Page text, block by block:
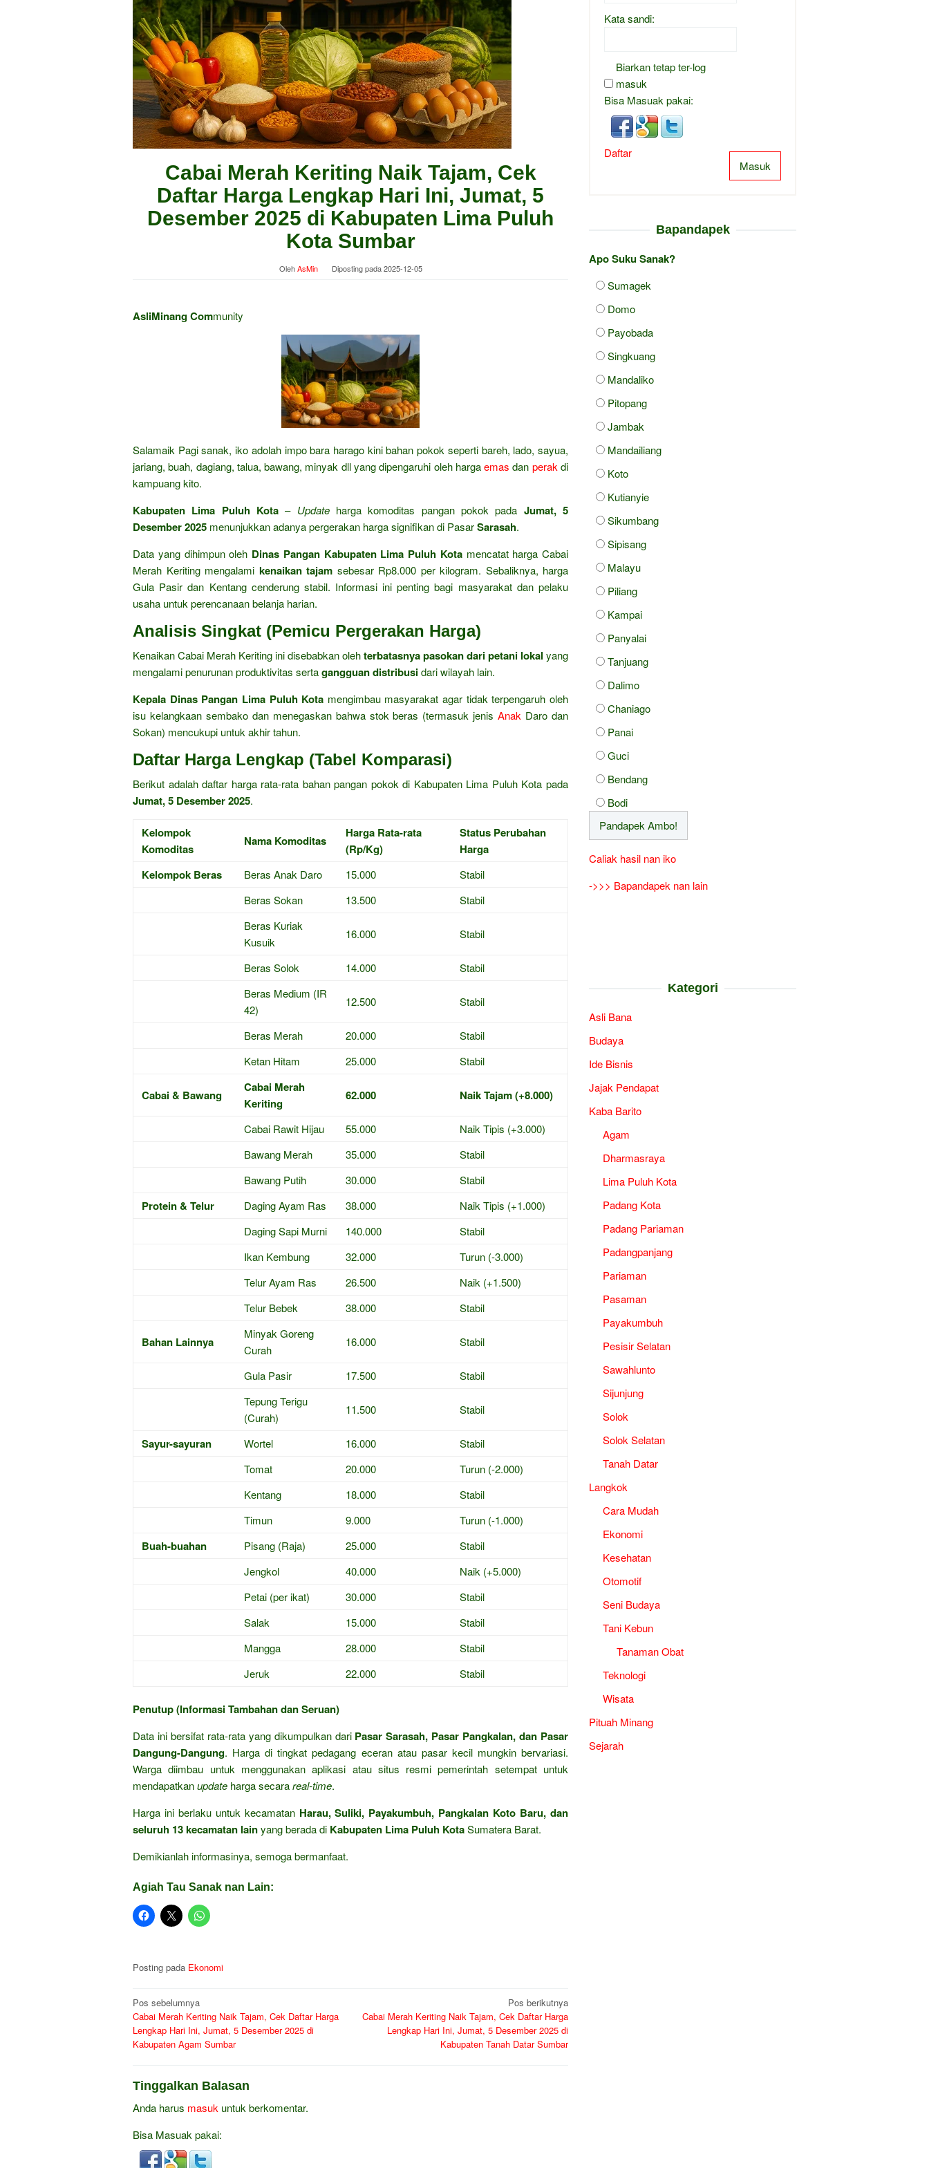
Cabai Merah Keriting Naik Tajam, Cek
Daftar Harga Lengkap Hari Ini, Jumat, 5
Desember 2025 di Kabupaten Lima Puluh
Kota Sumbar
OlehAsMin Diposting pada2025-12-05
AsliMinang Community
Salamaik Pagi sanak, iko adolah impo bara harago kini bahan pokok seperti bareh, lado, sayua,
jariang, buah, dagiang, talua, bawang, minyak dll yang dipengaruhi oleh hargaemas dan perak di
kampuang kito.
Kabupaten Lima Puluh Kota – Updateharga komoditas pangan pokok pada Jumat, 5
Desember 2025 menunjukkan adanya pergerakan harga signifikan di PasarSarasah.
Data yang dihimpun oleh Dinas Pangan Kabupaten Lima Puluh Kotamencatat harga Cabai
Merah Keriting mengalami kenaikan tajam sebesar Rp8.000 per kilogram. Sebaliknya, harga
Gula Pasir dan Kentang cenderung stabil. Informasi ini penting bagi masyarakat dan pelaku
usaha untuk perencanaan belanja harian.
Analisis Singkat (Pemicu Pergerakan Harga)
Kenaikan Cabai Merah Keriting ini disebabkan olehterbatasnya pasokan dari petani lokal yang
mengalami penurunan produktivitas sertagangguan distribusidari wilayah lain.
Kepala Dinas Pangan Lima Puluh Kota mengimbau masyarakat agar tidak terpengaruh oleh
isu kelangkaan sembako dan menegaskan bahwa stok beras (termasuk jenisAnak Daro dan
Sokan) mencukupi untuk akhir tahun.
Daftar Harga Lengkap (Tabel Komparasi)
Berikut adalah daftar harga rata-rata bahan pangan pokok di Kabupaten Lima Puluh Kota pada
Jumat, 5 Desember 2025.
Kelompok
Komoditas
Nama Komoditas
Harga Rata-rata
(Rp/Kg)
Status Perubahan
Harga
Kelompok Beras
Beras Anak Daro 15.000
Stabil
Beras Sokan
13.500
Stabil
Beras Kuriak
Kusuik
16.000 Stabil
Beras Solok 14.000
Stabil
Beras Medium (IR
42)
12.500 Stabil
Beras Merah 20.000
Stabil
Ketan Hitam
25.000 Stabil
Cabai & Bawang
Cabai Merah
Keriting
62.000 Naik Tajam (+8.000)
Cabai Rawit Hijau 55.000
Naik Tipis (+3.000)
Bawang Merah
35.000
Stabil
Bawang Putih
30.000 Stabil
Protein & Telur Daging Ayam Ras 38.000
Naik Tipis (+1.000)
Daging Sapi Murni
140.000
Stabil
Ikan Kembung
32.000
Turun (-3.000)
Telur Ayam Ras
26.500
Naik (+1.500)
Telur Bebek
38.000 Stabil
Bahan Lainnya
Minyak Goreng
Curah
16.000 Stabil
Gula Pasir 17.500
Stabil
Tepung Terigu
(Curah)
11.500 Stabil
Sayur-sayuran Wortel 16.000
Stabil
Tomat
20.000
Turun (-2.000)
Kentang
18.000
Stabil
Timun
9.000 Turun (-1.000)
Buah-buahan Pisang (Raja) 25.000
Stabil
Jengkol
40.000
Naik (+5.000)
Petai (per ikat)
30.000
Stabil
Salak
15.000
Stabil
Mangga
28.000
Stabil
Jeruk
22.000 Stabil
Penutup (Informasi Tambahan dan Seruan)
Data ini bersifat rata-rata yang dikumpulkan dari Pasar Sarasah, Pasar Pangkalan, dan Pasar
Dangung-Dangung. Harga di tingkat pedagang eceran atau pasar kecil mungkin bervariasi.
Warga diimbau untuk menggunakan aplikasi atau situs resmi pemerintah setempat untuk
mendapatkanupdate harga secarareal-time.
Harga ini berlaku untuk kecamatan Harau, Suliki, Payakumbuh, Pangkalan Koto Baru, dan
seluruh 13 kecamatan lainyang berada di Kabupaten Lima Puluh KotaSumatera Barat.
Demikianlah informasinya, semoga bermanfaat.
Agiah Tau Sanak nan Lain:
Posting pada Ekonomi
Navigasi
pos
Pos sebelumnya
Cabai Merah Keriting Naik Tajam, Cek Daftar Harga
Lengkap Hari Ini, Jumat, 5 Desember 2025 di
Kabupaten Agam Sumbar
Pos berikutnya
Cabai Merah Keriting Naik Tajam, Cek Daftar Harga
Lengkap Hari Ini, Jumat, 5 Desember 2025 di
Kabupaten Tanah Datar Sumbar
Tinggalkan Balasan
Anda harus masuk untuk berkomentar.
Bisa Masuak pakai:
Kata sandi:
Biarkan tetap ter-log
masuk
Bisa Masuak pakai:
Masuk
Daftar
Bapandapek
Apo Suku Sanak?
Sumagek
Domo
Payobada
Singkuang
Mandaliko
Pitopang
Jambak
Mandailiang
Koto
Kutianyie
Sikumbang
Sipisang
Malayu
Piliang
Kampai
Panyalai
Tanjuang
Dalimo
Chaniago
Panai
Guci
Bendang
Bodi
Caliak hasil nan iko
->>> Bapandapek nan lain
Kategori
Asli Bana
Budaya
Ide Bisnis
Jajak Pendapat
Kaba Barito
Agam
Dharmasraya
Lima Puluh Kota
Padang Kota
Padang Pariaman
Padangpanjang
Pariaman
Pasaman
Payakumbuh
Pesisir Selatan
Sawahlunto
Sijunjung
Solok
Solok Selatan
Tanah Datar
Langkok
Cara Mudah
Ekonomi
Kesehatan
Otomotif
Seni Budaya
Tani Kebun
Tanaman Obat
Teknologi
Wisata
Pituah Minang
Sejarah